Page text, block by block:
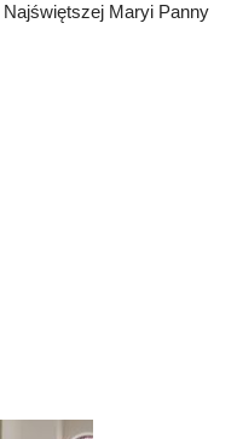
Maryi Panny